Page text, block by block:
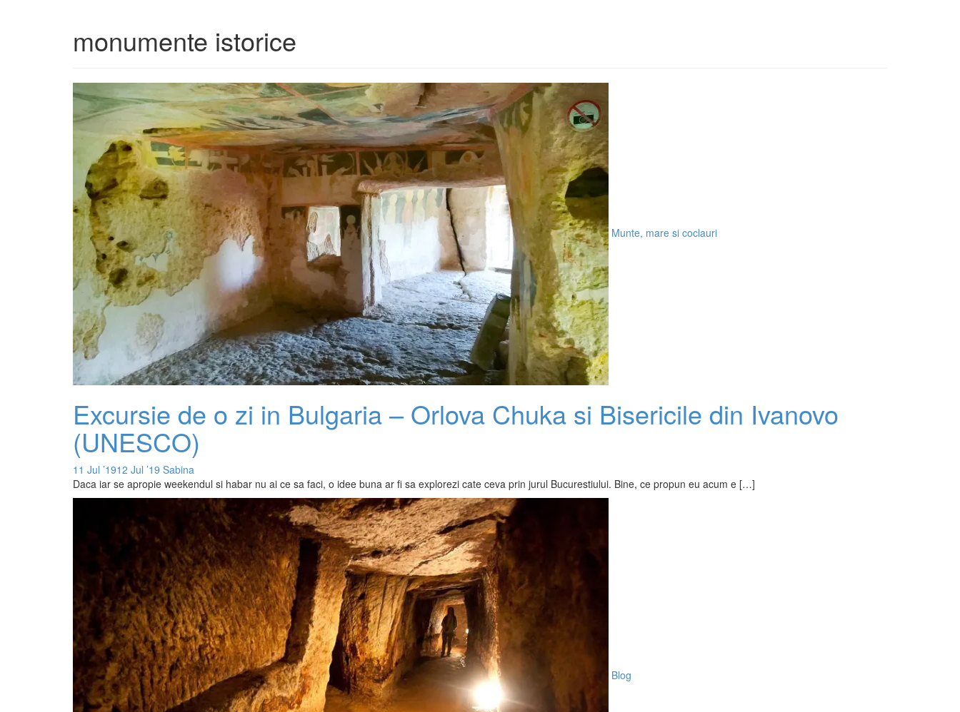
monumente istorice
Munte, mare si coclauri
Excursie de o zi in Bulgaria – Orlova Chuka si Bisericile din Ivanovo
(UNESCO)
11 Jul ’1912 Jul ’19 Sabina
Daca iar se apropie weekendul si habar nu ai ce sa faci, o idee buna ar fi sa explorezi cate ceva prin jurul Bucurestiului. Bine, ce propun eu acum e […]
Blog